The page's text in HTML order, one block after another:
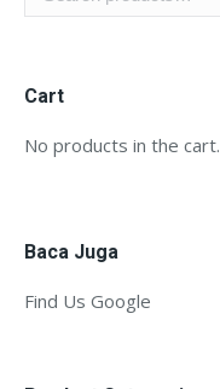
Cart
No products in the cart.
Baca Juga
Find Us Google